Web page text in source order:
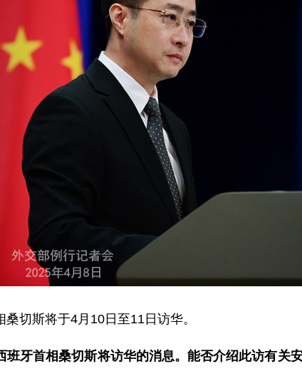
桑切斯将于4月10日至11日访华。
牙首相桑切斯将访华的消息。能否介绍此访有关